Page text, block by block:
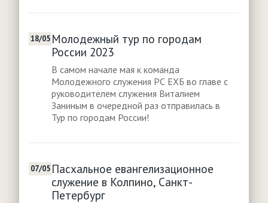
18/05 Молодежный тур по городам
России 2023
В самом начале мая к команда
Молодежного служения РС ЕХБ во главе с
руководителем служения Виталием
Заниным в очередной раз отправилась в
Тур по городам России!
07/05 Пасхальное евангелизационное
служение в Колпино, Санкт-
Петербург